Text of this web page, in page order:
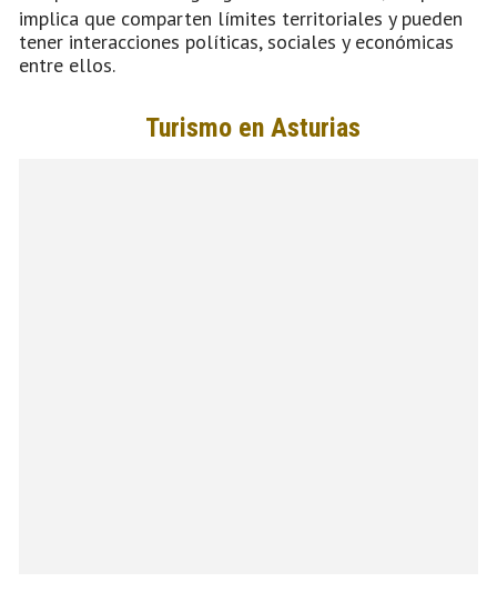
implica que comparten límites territoriales y pueden
tener interacciones políticas, sociales y económicas
entre ellos.